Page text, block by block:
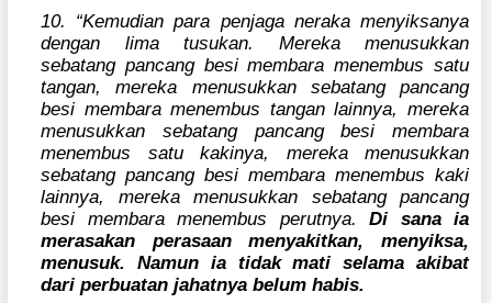
10. “Kemudian para penjaga neraka menyiksanya
dengan lima tusukan. Mereka menusukkan
sebatang pancang besi membara menembus satu
tangan, mereka menusukkan sebatang pancang
besi membara menembus tangan lainnya, mereka
menusukkan sebatang pancang besi membara
menembus satu kakinya, mereka menusukkan
sebatang pancang besi membara menembus kaki
lainnya, mereka menusukkan sebatang pancang
besi membara menembus perutnya.Di sana ia
merasakan perasaan menyakitkan, menyiksa,
menusuk. Namun ia tidak mati selama akibat
dari perbuatan jahatnya belum habis.